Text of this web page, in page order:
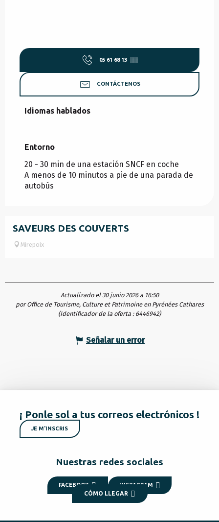
05 61 68 13 ▒▒
CONTÁCTENOS
Idiomas hablados
Idiomas hablados
Entorno
Entorno
20 - 30 min de una estación SNCF en coche
A menos de 10 minutos a pie de una parada de
autobús
SAVEURS DES COUVERTS
Mirepoix
Actualizado el 30 junio 2026 a 16:50
por Office de Tourisme, Culture et Patrimoine en Pyrénées Cathares
(Identificador de la oferta : 6446942)
Señalar un error
¡ Ponle sol a tus correos electrónicos !
JE M'INSCRIS
Nuestras redes sociales
FACEBOOK INSTAGRAM
CÓMO LLEGAR